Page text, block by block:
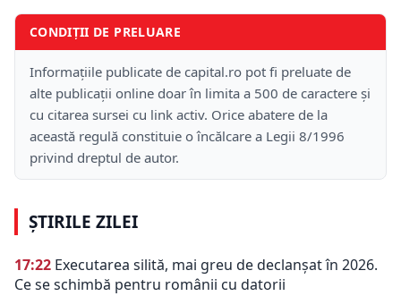
CONDIȚII DE PRELUARE
Informațiile publicate de capital.ro pot fi preluate de
alte publicații online doar în limita a 500 de caractere și
cu citarea sursei cu link activ. Orice abatere de la
această regulă constituie o încălcare a Legii 8/1996
privind dreptul de autor.
ȘTIRILE ZILEI
17:22 Executarea silită, mai greu de declanșat în 2026.
Ce se schimbă pentru românii cu datorii